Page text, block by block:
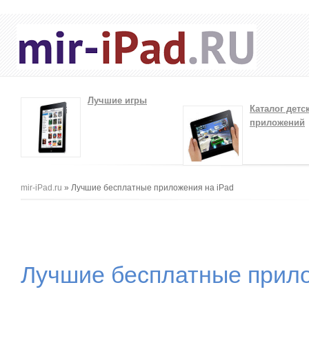
Лучшие игры
Каталог
приложений
Вы здесь
mir-iPad.ru » Лучшие бесплатные приложения на iPad
Лучшие бесплатные